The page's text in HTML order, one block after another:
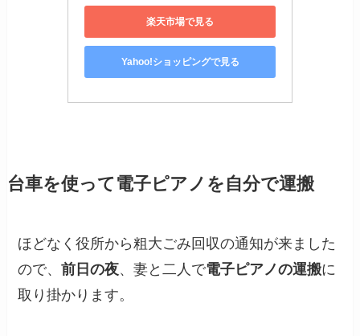
楽天市場で見る
Yahoo!ショッピングで見る
台車を使って電子ピアノを自分で運搬
ほどなく役所から粗大ごみ回収の通知が来ました
ので、前日の夜、妻と二人で電子ピアノの運搬に
取り掛かります。